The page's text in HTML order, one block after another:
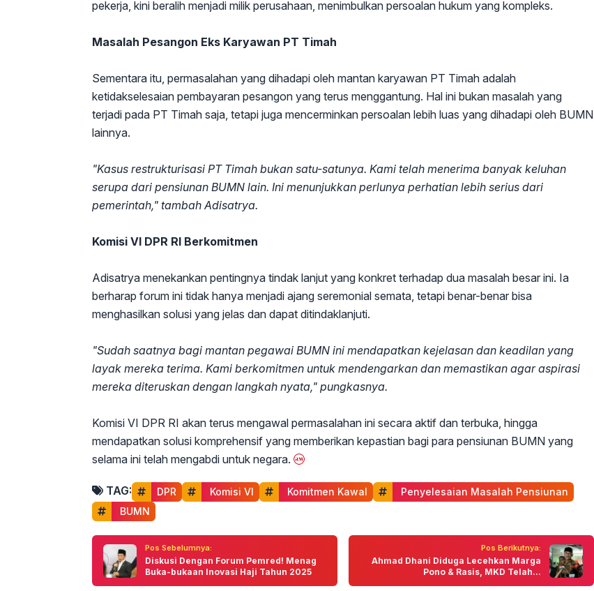
pekerja, kini beralih menjadi milik perusahaan, menimbulkan persoalan hukum yang kompleks.
Masalah Pesangon Eks Karyawan PT Timah
Sementara itu, permasalahan yang dihadapi oleh mantan karyawan PT Timah adalah
ketidakselesaian pembayaran pesangon yang terus menggantung. Hal ini bukan masalah yang
terjadi pada PT Timah saja, tetapi juga mencerminkan persoalan lebih luas yang dihadapi oleh BUMN
lainnya.
"Kasus restrukturisasi PT Timah bukan satu-satunya. Kami telah menerima banyak keluhan
serupa dari pensiunan BUMN lain. Ini menunjukkan perlunya perhatian lebih serius dari
pemerintah," tambah Adisatrya.
Komisi VI DPR RI Berkomitmen
Adisatrya menekankan pentingnya tindak lanjut yang konkret terhadap dua masalah besar ini. Ia
berharap forum ini tidak hanya menjadi ajang seremonial semata, tetapi benar-benar bisa
menghasilkan solusi yang jelas dan dapat ditindaklanjuti.
"Sudah saatnya bagi mantan pegawai BUMN ini mendapatkan kejelasan dan keadilan yang
layak mereka terima. Kami berkomitmen untuk mendengarkan dan memastikan agar aspirasi
mereka diteruskan dengan langkah nyata," pungkasnya.
Komisi VI DPR RI akan terus mengawal permasalahan ini secara aktif dan terbuka, hingga
mendapatkan solusi komprehensif yang memberikan kepastian bagi para pensiunan BUMN yang
selama ini telah mengabdi untuk negara.
TAG: DPR Komisi VI Komitmen Kawal
Penyelesaian Masalah Pensiunan
BUMN
Pos Sebelumnya:
Diskusi Dengan Forum Pemred! Menag
Buka-bukaan Inovasi Haji Tahun 2025
Pos Berikutnya:
Ahmad Dhani Diduga Lecehkan Marga
Pono & Rasis, MKD Telah...